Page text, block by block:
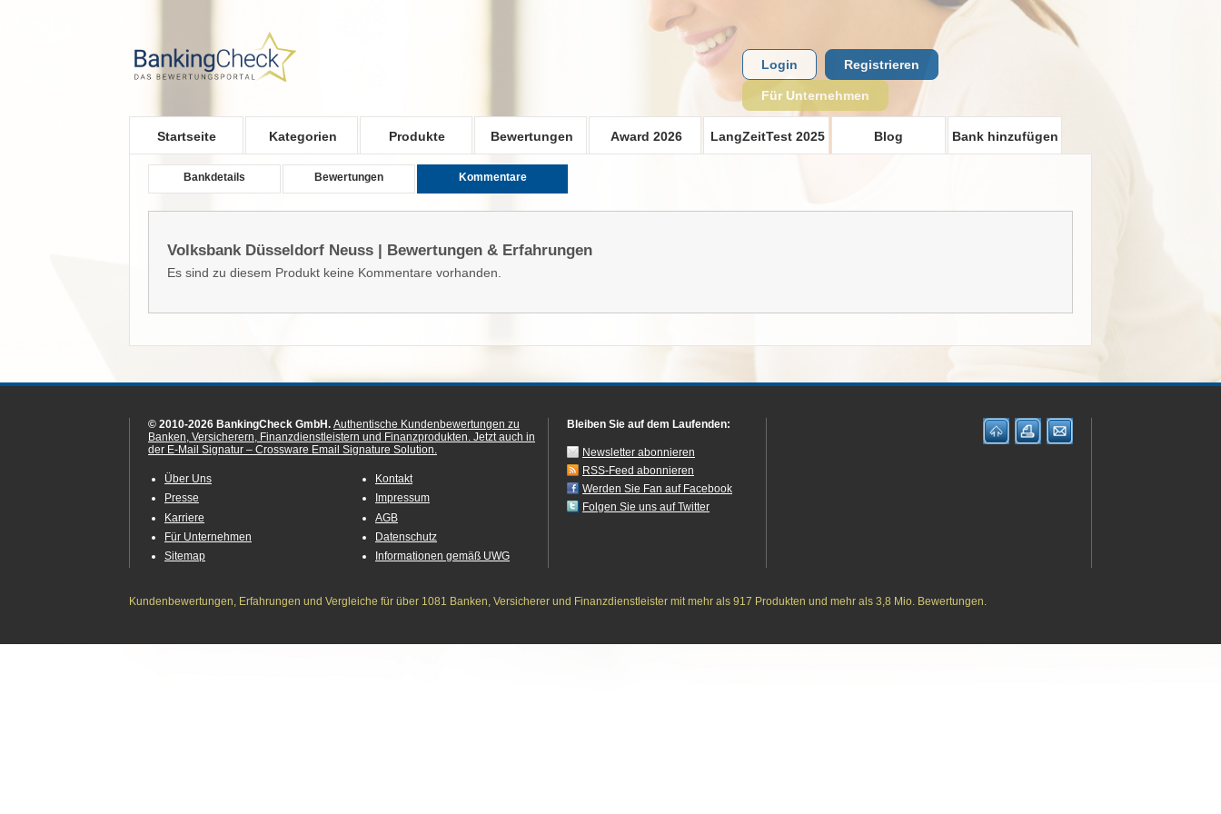
Startseite Kategorien Produkte Bewertungen Award 2026 LangZeitTest 2025 Blog Bank hinzufügen
Login Registrieren
Für Unternehmen
Bankdetails Bewertungen Kommentare
Volksbank Düsseldorf Neuss | Bewertungen & Erfahrungen
Es sind zu diesem Produkt keine Kommentare vorhanden.
© 2010-2026 BankingCheck GmbH. Authentische Kundenbewertungen zu
Banken, Versicherern, Finanzdienstleistern und Finanzprodukten. Jetzt auch in
der E-Mail Signatur – Crossware Email Signature Solution.
Über Uns
Presse
Karriere
Für Unternehmen
Sitemap
Kontakt
Impressum
AGB
Datenschutz
Informationen gemäß UWG
Bleiben Sie auf dem Laufenden:
Newsletter abonnieren
RSS-Feed abonnieren
Werden Sie Fan auf Facebook
Folgen Sie uns auf Twitter
Kundenbewertungen, Erfahrungen und Vergleiche für über 1081 Banken, Versicherer und Finanzdienstleister mit mehr als 917 Produkten und mehr als 3,8 Mio. Bewertungen.